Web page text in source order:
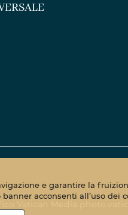
Vatican Media
e garantire la
acconsenti all’uso dei